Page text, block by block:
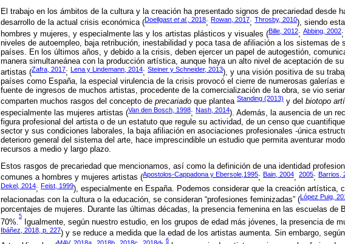
El trabajo en los ámbitos de la cultura y la creación ha presentado signos de precariedad desde
desarrollo de la actual crisis económica (Doellgast et al., 2018; Rowan, 2017; Throsby, 2010), siendo
hombres y mujeres, y especialmente las y los artistas plásticos y visuales (Bille, 2012; Abbing, 2002;
niveles de autoempleo, baja retribución, inestabilidad y poca tasa de afiliación a los sistemas de
países. En los últimos años, y debido a la crisis, deben ejercer un papel de autogestión,
manera simultaneánea con la producción artística, aunque haya un alto nivel de aceptación de
artistas (Zafra, 2017; Lena y Lindemann, 2014; Steiner y Schneider, 2013), y una visión positiva de su
países como España, la especial virulencia de la crisis provocó el cierre de numerosas galerías
fuente de ingresos de muchos artistas, procedente de la comercialización de la obra, se vio
comparten muchos rasgos del concepto de precariado que plantea Standing (2013) y del biotopo
especialmente las mujeres artistas (Van den Bosch, 1998; Nash, 2014). Además, la ausencia de un
figura profesional del artista o de un estatuto que regule su actividad, de un censo que
sector y sus condiciones laborales, la baja afiliación en asociaciones profesionales -única
deterioro general del sistema del arte, hace imprescindible un estudio que permita aventurar
recursos a medio y largo plazo.
Estos rasgos de precariedad que mencionamos, así como la definición de una identidad
comunes a hombres y mujeres artistas (Apostolos-Cappadona y Ebersole,1995; Bain, 2004, 2005; Barrios,
Dekel, 2014; Feist, 1999), especialmente en España. Podemos considerar que la creación artística,
relacionadas con la cultura o la educación, se consideran “profesiones feminizadas” (López Puig,
porcentajes de mujeres. Durante las últimas décadas, la presencia femenina en las escuelas de
70%.
5
Igualmente, según nuestro estudio, en los grupos de edad más jóvenes, la presencia de
Ibáñez, 2018, p. 227) y se reduce a medida que la edad de los artistas aumenta. Sin embargo,
6